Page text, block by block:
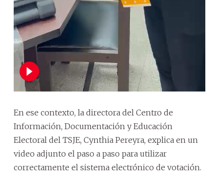
En ese contexto, la directora del Centro de
Información, Documentación y Educación
Electoral del TSJE, Cynthia Pereyra, explica en un
video adjunto el paso a paso para utilizar
correctamente el sistema electrónico de votación.